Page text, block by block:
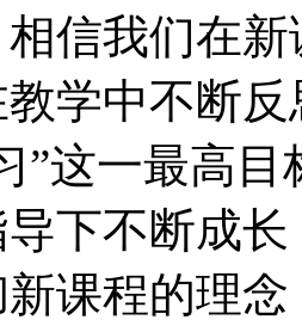
信我们在
学中不断
”这一最高
下不断成
课程的理